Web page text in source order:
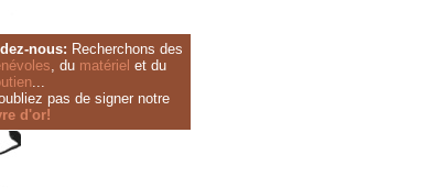
nous: Recherchons des
, du matériel et du
...
pas de signer notre
d'or!